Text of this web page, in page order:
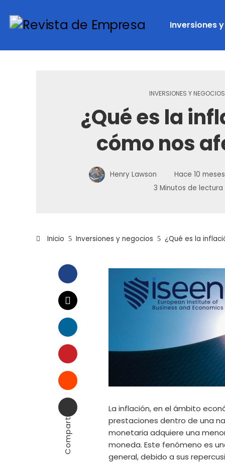
Inversiones
INVERSIONES Y NEGOCIOS
¿Qué es la
cómo nos
Henry Lawson Hace 10 meses
3 Minutos de lectura
Inicio Inversiones y negocios ¿Qué es la
Facebook
Twitter
LinkedIn
Pinterest
Stumbleupon
Email
Compartir
La inflación, en el ámbito
prestaciones dentro de una
monetaria adquiere una
moneda. Este fenómeno es
general, debido a sus